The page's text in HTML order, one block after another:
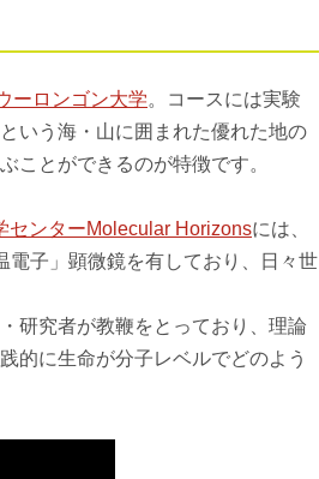
ーロンゴン大学。コースには実験
いう海・山に囲まれた優れた地の
ことができるのが特徴です。
センターMolecular Horizonsには、
電子」顕微鏡を有しており、日々世
研究者が教鞭をとっており、理論
的に生命が分子レベルでどのよう